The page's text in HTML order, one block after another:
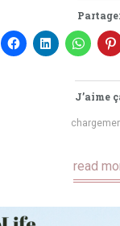
J’aime
read